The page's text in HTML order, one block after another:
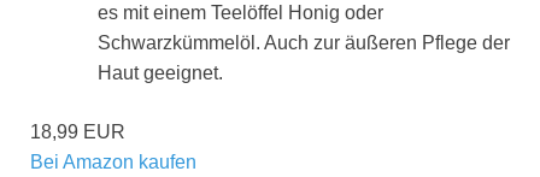
es mit einem Teelöffel Honig oder
Schwarzkümmelöl. Auch zur äußeren Pflege der
Haut geeignet.
18,99 EUR
Bei Amazon kaufen